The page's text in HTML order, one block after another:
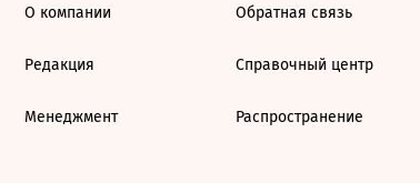
О компании
Редакция
Менеджмент
Обратная связь
Справочный центр
Распространение